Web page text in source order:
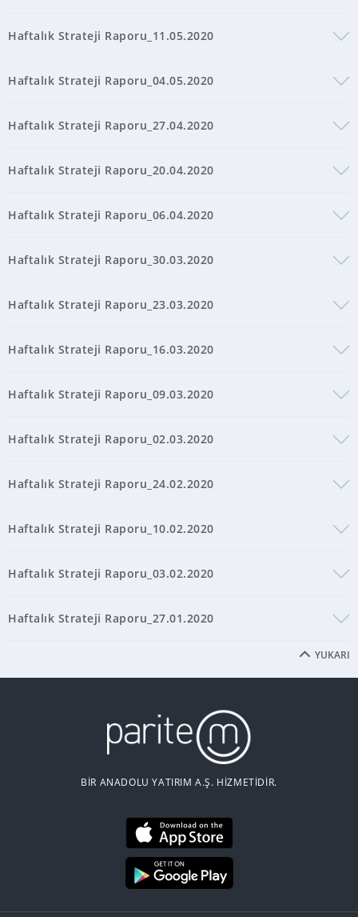
Haftalık Strateji Raporu_11.05.2020
Haftalık Strateji Raporu_04.05.2020
Haftalık Strateji Raporu_27.04.2020
Haftalık Strateji Raporu_20.04.2020
Haftalık Strateji Raporu_06.04.2020
Haftalık Strateji Raporu_30.03.2020
Haftalık Strateji Raporu_23.03.2020
Haftalık Strateji Raporu_16.03.2020
Haftalık Strateji Raporu_09.03.2020
Haftalık Strateji Raporu_02.03.2020
Haftalık Strateji Raporu_24.02.2020
Haftalık Strateji Raporu_10.02.2020
Haftalık Strateji Raporu_03.02.2020
Haftalık Strateji Raporu_27.01.2020
YUKARI
BİR ANADOLU YATIRIM A.Ş. HİZMETİDİR.